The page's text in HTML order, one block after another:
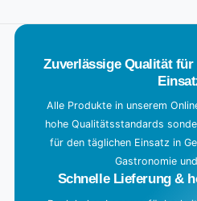
a
Zuverlässige Qualität
Alle Produkte in unserem
hohe Qualitätsstandards
für den täglichen Einsatz in
Gastronomie
Schnelle Lieferung &